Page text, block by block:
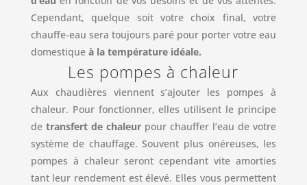
Cependant, quelque soit votre choix final, votre
chauffe-eau sera toujours paré pour porter votre eau
domestiqueà la température idéale.
Les pompes à chaleur
Aux chaudières viennent s’ajouter les pompes à
chaleur. Pour fonctionner, elles utilisent le principe
detransfert de chaleurpour chauffer l’eau de votre
système de chauffage. Souvent plus onéreuses, les
pompes à chaleur seront cependant vite amorties
tant leur rendement est élevé. Elles vous permettent